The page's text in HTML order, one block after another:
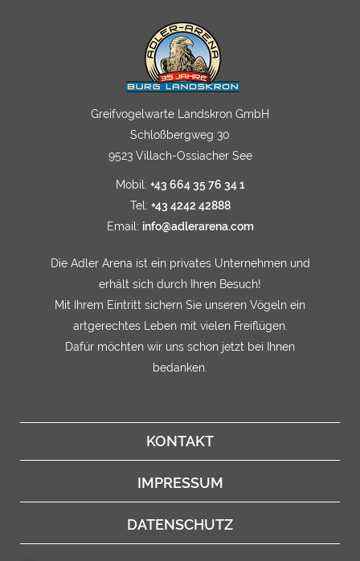
Greifvogelwarte Landskron GmbH
Schloßbergweg 30
9523 Villach-Ossiacher See
Mobil: +43 664 35 76 34 1
Tel: +43 4242 42888
Email: info@adlerarena.com
Die Adler Arena ist ein privates Unternehmen und
erhält sich durch Ihren Besuch!
Mit Ihrem Eintritt sichern Sie unseren Vögeln ein
artgerechtes Leben mit vielen Freiflügen.
Dafür möchten wir uns schon jetzt bei Ihnen
bedanken.
KONTAKT
IMPRESSUM
DATENSCHUTZ